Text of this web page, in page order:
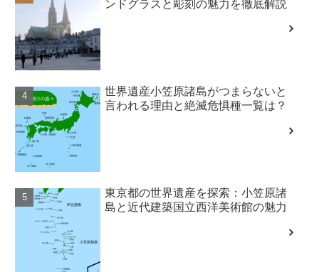
ンドグラスと彫刻の魅力を徹底解説
世界遺産小笠原諸島がつまらないと
言われる理由と絶滅危惧種一覧は？
東京都の世界遺産を探索：小笠原諸
島と近代建築国立西洋美術館の魅力